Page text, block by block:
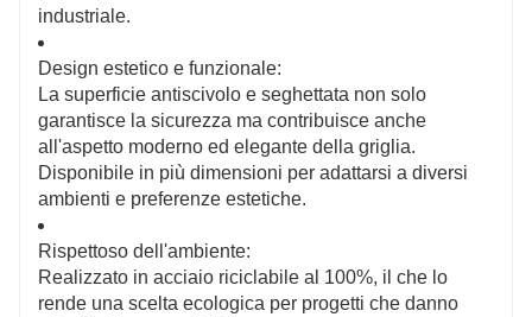
industriale.
Design estetico e funzionale:
La superficie antiscivolo e seghettata non solo
garantisce la sicurezza ma contribuisce anche
all'aspetto moderno ed elegante della griglia.
Disponibile in più dimensioni per adattarsi a diversi
ambienti e preferenze estetiche.
Rispettoso dell'ambiente:
Realizzato in acciaio riciclabile al 100%, il che lo
rende una scelta ecologica per progetti che danno